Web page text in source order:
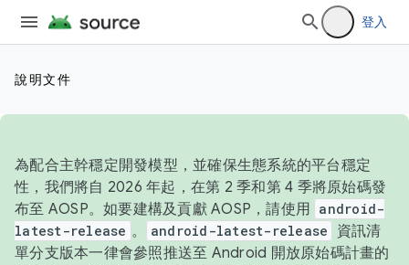
登入
說明文件
為配合主幹穩定開發模型，並確保生態系統的平台穩定
性，我們將自 2026 年起，在第 2 季和第 4 季將原始碼發
布至 AOSP。如要建構及貢獻 AOSP，請使用 android-
latest-release 。 android-latest-release
資訊清
單分支版本一律會參照推送至 Android 開放原始碼計畫的